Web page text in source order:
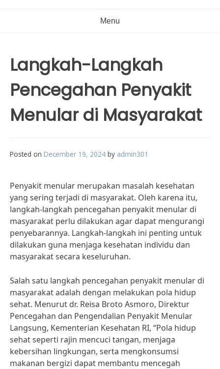
Menu
Langkah-Langkah
Pencegahan Penyakit
Menular di Masyarakat
Posted on December 19, 2024 by admin301
Penyakit menular merupakan masalah kesehatan
yang sering terjadi di masyarakat. Oleh karena itu,
langkah-langkah pencegahan penyakit menular di
masyarakat perlu dilakukan agar dapat mengurangi
penyebarannya. Langkah-langkah ini penting untuk
dilakukan guna menjaga kesehatan individu dan
masyarakat secara keseluruhan.
Salah satu langkah pencegahan penyakit menular di
masyarakat adalah dengan melakukan pola hidup
sehat. Menurut dr. Reisa Broto Asmoro, Direktur
Pencegahan dan Pengendalian Penyakit Menular
Langsung, Kementerian Kesehatan RI, “Pola hidup
sehat seperti rajin mencuci tangan, menjaga
kebersihan lingkungan, serta mengkonsumsi
makanan bergizi dapat membantu mencegah